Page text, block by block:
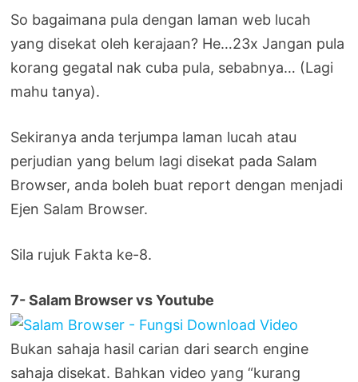
So bagaimana pula dengan laman web lucah
yang disekat oleh kerajaan? He…23x Jangan pula
korang gegatal nak cuba pula, sebabnya… (Lagi
mahu tanya).
Sekiranya anda terjumpa laman lucah atau
perjudian yang belum lagi disekat pada Salam
Browser, anda boleh buat report dengan menjadi
Ejen Salam Browser.
Sila rujuk Fakta ke-8.
7- Salam Browser vs Youtube
Bukan sahaja hasil carian dari search engine
sahaja disekat. Bahkan video yang “kurang